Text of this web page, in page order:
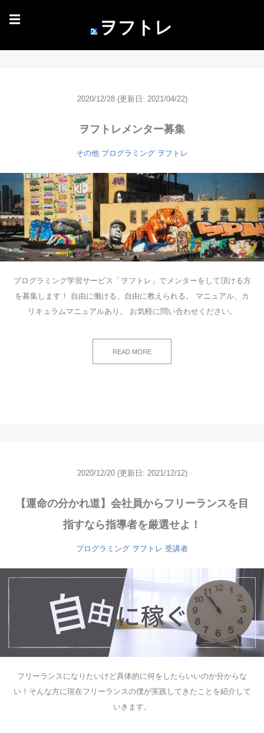
☰ ヲフトレ
2020/12/28 (更新日: 2021/04/22)
ヲフトレメンター募集
その他 プログラミング ヲフトレ
プログラミング学習サービス「ヲフトレ」でメンターをして頂ける方
を募集します！ 自由に働ける、自由に教えられる。 マニュアル、カ
リキュラムマニュアルあり。 お気軽に問い合わせください。
READ MORE
2020/12/20 (更新日: 2021/12/12)
【運命の分かれ道】会社員からフリーランスを目
指すなら指導者を厳選せよ！
プログラミング ヲフトレ 受講者
フリーランスになりたいけど具体的に何をしたらいいのか分からな
い！そんな方に現在フリーランスの僕が実践してきたことを紹介して
いきます。